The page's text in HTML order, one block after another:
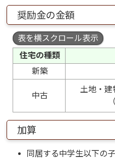
奨励金の金額
表を横スクロール表示
住宅の種類
新築
中古
土地・建
加算
同居する中学生以下の